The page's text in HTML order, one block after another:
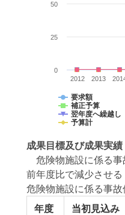
要求額
補正予算
翌年度へ繰越し
予算計
2012 2013
0
25
50
成果目標及び成果実績
危険物施設に係る
前年度比で減少させる
危険物施設に係る事故
年度
当初見込み